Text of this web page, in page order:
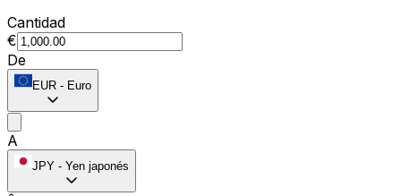
Cantidad
€
De
EUR - Euro
A
JPY - Yen japonés